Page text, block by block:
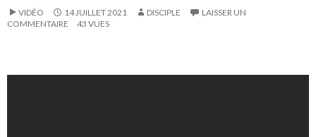
VIDÉO 14 JUILLET 2021 DISCIPLE
LAISSER UN
COMMENTAIRE
43 VUES